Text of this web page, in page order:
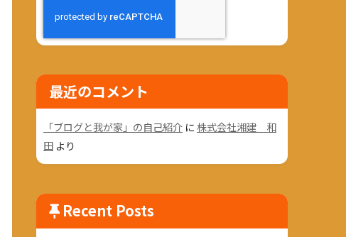
最近のコメント
「ブログと我が家」の自己紹介 に株式会社湘建 和
田 より
Recent Posts